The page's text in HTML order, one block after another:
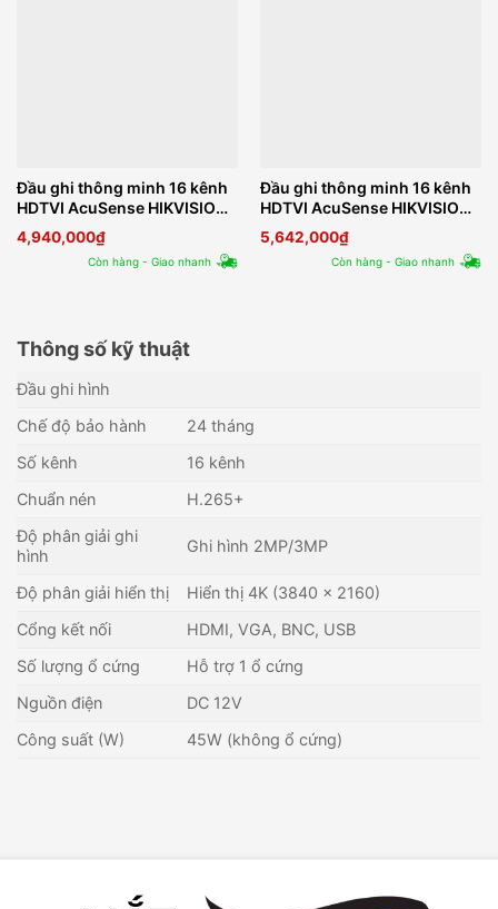
Đầu ghi thông minh 16 kênh
HDTVI AcuSense HIKVISION
IDS-7216HQHI-M1/FA
4,940,000₫
Còn hàng - Giao nhanh
Đầu ghi thông minh 16 kênh
HDTVI AcuSense HIKVISION
IDS-7216HQHI-M2/FA
5,642,000₫
Còn hàng - Giao nhanh
Thông số kỹ thuật
Đầu ghi hình
Chế độ bảo hành
24 tháng
Số kênh
16 kênh
Chuẩn nén
H.265+
Độ phân giải ghi
hình
Ghi hình 2MP/3MP
Độ phân giải hiển thị
Hiển thị 4K (3840 × 2160)
Cổng kết nối
HDMI, VGA, BNC, USB
Số lượng ổ cứng
Hỗ trợ 1 ổ cứng
Nguồn điện
DC 12V
Công suất (W)
45W (không ổ cứng)